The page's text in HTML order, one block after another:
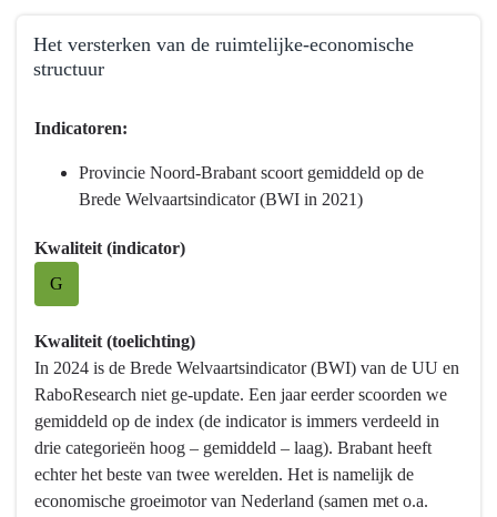
Het versterken van de ruimtelijke-economische
structuur
naar
Economie,
Kennis
Talentontwikkeling
Wat
hebben
we
bereikt?
Indicatoren:
Provincie Noord-Brabant scoort gemiddeld op de
Brede Welvaartsindicator (BWI in 2021)
Kwaliteit (indicator)
G
Kwaliteit (toelichting)
In 2024 is de Brede Welvaartsindicator (BWI) van de UU en
RaboResearch niet ge-update. Een jaar eerder scoorden we
gemiddeld op de index (de indicator is immers verdeeld in
drie categorieën hoog – gemiddeld – laag). Brabant heeft
echter het beste van twee werelden. Het is namelijk de
economische groeimotor van Nederland (samen met o.a.